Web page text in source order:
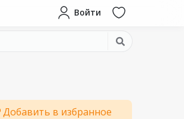
Войти
Добавить в избранное